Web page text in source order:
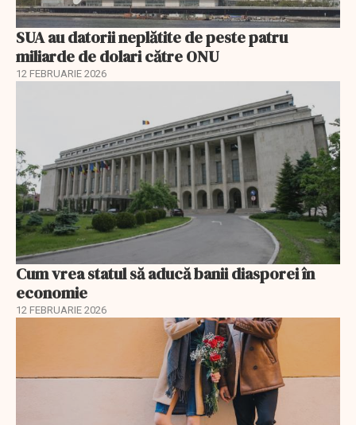
SUA au datorii neplătite de peste patru
miliarde de dolari către ONU
12 FEBRUARIE 2026
Cum vrea statul să aducă banii diasporei în
economie
12 FEBRUARIE 2026